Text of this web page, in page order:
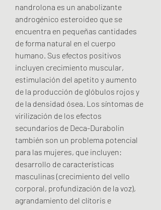
nandrolona es un anabolizante
androgénico esteroideo que se
encuentra en pequeñas cantidades
de forma natural en el cuerpo
humano. Sus efectos positivos
incluyen crecimiento muscular,
estimulación del apetito y aumento
de la producción de glóbulos rojos y
de la densidad ósea. Los síntomas de
virilización de los efectos
secundarios de Deca-Durabolin
también son un problema potencial
para las mujeres, que incluyen:
desarrollo de características
masculinas (crecimiento del vello
corporal, profundización de la voz),
agrandamiento del clítoris e